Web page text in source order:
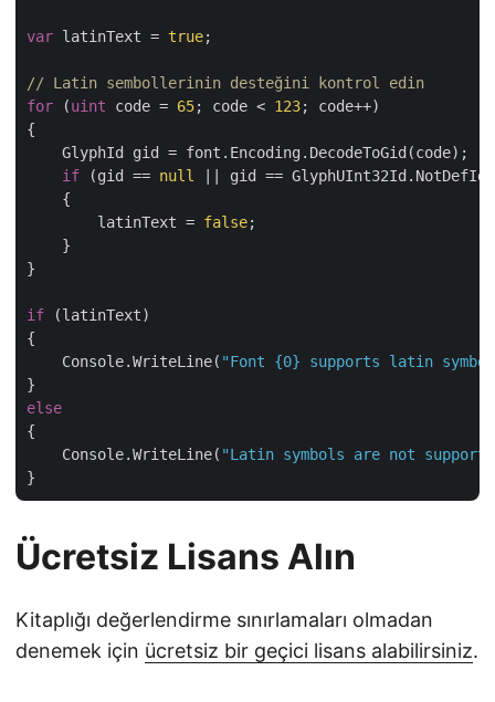
var latinText = true;
// Latin sembollerinin desteğini kontrol edin
for (uint code = 65; code < 123; code++)
{
    GlyphId gid = font.Encoding.DecodeToGid(code);
if (gid == null
|| gid == GlyphUInt32Id.NotDefId)
    {
        latinText =
false;
    }
}
if (latinText)
{
    Console.WriteLine(
"Font {0} supports latin
else
{
    Console.WriteLine(
"Latin symbols are not
Ücretsiz Lisans Alın
Kitaplığı değerlendirme sınırlamaları olmadan
denemek için ücretsiz bir geçici lisans alabilirsiniz.